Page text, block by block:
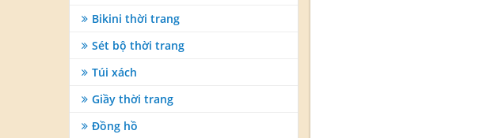
Bikini thời trang
Sét bộ thời trang
Túi xách
Giầy thời trang
Đồng hồ